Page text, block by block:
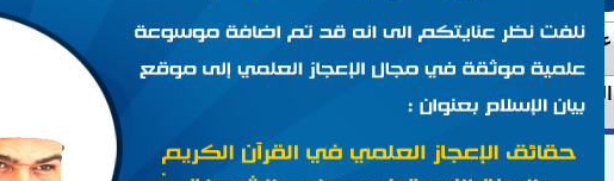
عصـمة القـرآن
لغـة القـرآن
العـقيدة
الأنـبياء والـرسل
(103)
التشـريع
المـجتمع المـسلم
(18)
التـاريخ
(50)